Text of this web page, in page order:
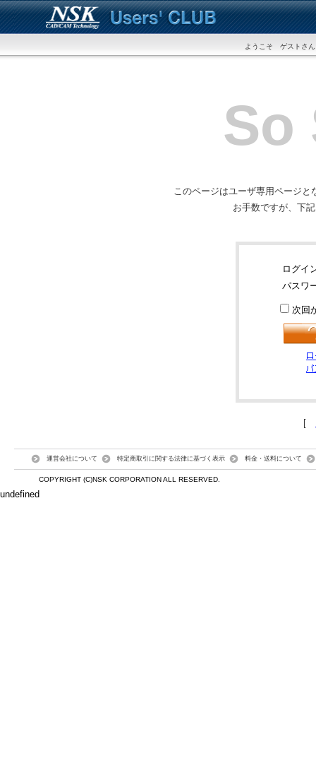
ようこそ ゲストさ
So
このページはユーザ専用ページ
お手数ですが、下
ログイ
パスワ
次回
[
運営会社について 特定商取引に関する法律に基づく表示 料金・送料について
COPYRIGHT (C)NSK CORPORATION ALL RESERVED.
undefined